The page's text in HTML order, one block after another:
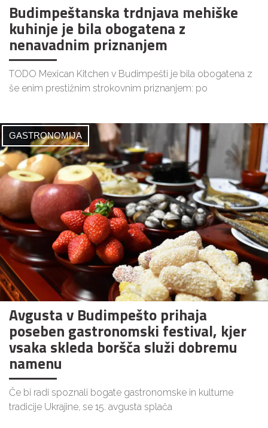
Budimpeštanska trdnjava mehiške
kuhinje je bila obogatena z
nenavadnim priznanjem
TODO Mexican Kitchen v Budimpešti je bila obogatena z
še enim prestižnim strokovnim priznanjem: po
GASTRONOMIJA
Avgusta v Budimpešto prihaja
poseben gastronomski festival, kjer
vsaka skleda boršča služi dobremu
namenu
Če bi radi spoznali bogate gastronomske in kulturne
tradicije Ukrajine, se 15. avgusta splača